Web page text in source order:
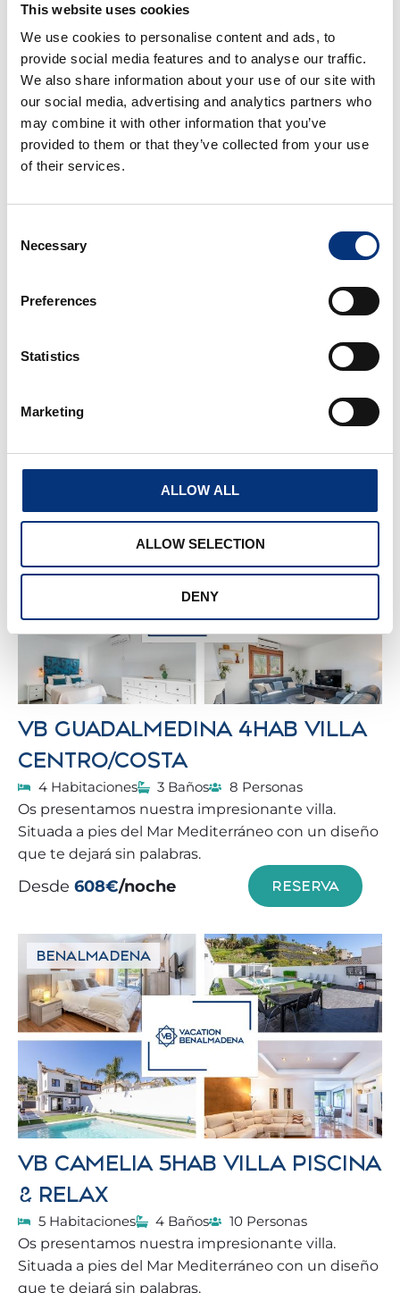
This website uses cookies
We use cookies to personalise content and ads, to
provide social media features and to analyse our traffic.
We also share information about your use of our site with
our social media, advertising and analytics partners who
may combine it with other information that you’ve
provided to them or that they’ve collected from your use
of their services.
Selection
Necessary
Preferences
Statistics
Marketing
ALLOW ALL
ALLOW SELECTION
DENY
Desde568€/noche
BENALMADENA
VB AURORA VILLA ESTILO
4 Habitaciones
Os presentamos nuestra impresionante villa con
encanto Andalusí. Se encuentra situada a pies del
Mar Mediterráneo y en frente del paseo marítimo.
Desde608€/noche RESERVA
BENALMÁDENA
VB GUADALMEDINA 4HAB VILLA
CENTRO/COSTA
4 Habitaciones 3 Baños
8 Personas
Os presentamos nuestra impresionante villa.
Situada a pies del Mar Mediterráneo con un diseño
que te dejará sin palabras.
Desde 608€/noche RESERVA
BENALMADENA
VB CAMELIA 5HAB VILLA PISCINA
& RELAX
5 Habitaciones 4 Baños
10 Personas
Os presentamos nuestra impresionante villa.
Situada a pies del Mar Mediterráneo con un diseño
que te dejará sin palabras.